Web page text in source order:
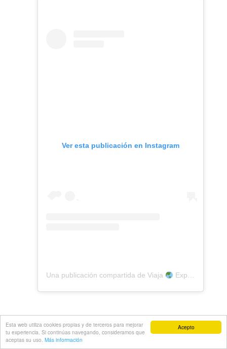
Acepto
Esta web utiliza cookies propias y de terceros para mejorar
tu experiencia. Si continúas navegando, consideramos que
aceptas su uso. Más información
Ver esta publicación en Instagram
Una publicación compartida de Viaja Explora La Bola (@exploralabola)